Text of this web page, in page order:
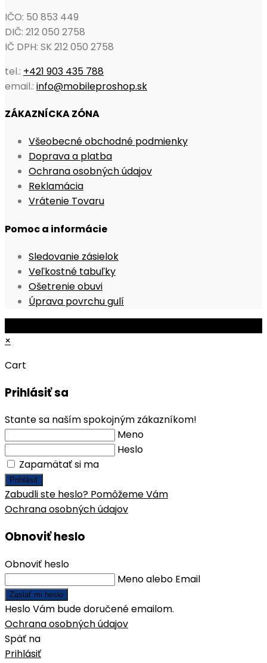
IČO: 50 853 449
DIČ: 212 050 2758
IČ DPH: SK 212 050 2758
tel.: +421 903 435 788
email.: info@mobileproshop.sk
ZÁKAZNÍCKA ZÓNA
Všeobecné obchodné podmienkyOpens
Doprava a platbaOpens
in
Ochrana osobných údajovOpens
ReklamáciaOpens
in
new
Vrátenie TovaruOpens
a
tab
Pomoc a informácie
Sledovanie zásielokOpens
new
tab
Veľkostné tabuľkyOpens
a
new
tab
Ošetrenie obuviOpens
in
a
new
Úprava povrchu gulíOpens
in
a
×
Cart
Prihlásiť sa
Stante sa naším spokojným zákazníkom!
Meno
Heslo
Zapamätať si ma
Prihlásiť
Zabudli ste heslo? Pomôžeme Vám
Ochrana osobných údajov
Obnoviť heslo
Obnoviť heslo
Meno alebo Email
Zaslať mi heslo
Heslo Vám bude doručené emailom.
Ochrana osobných údajov
Späť na
Prihlásiť